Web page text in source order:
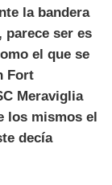
la bandera
parece ser es
el que se
Fort
Meraviglia
los mismos el
decía